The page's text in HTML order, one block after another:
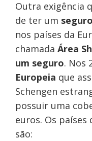
Outra exigência
de ter um
nos países da
chamada Área
um seguro. Nos
Europeia que
Schengen
possuir uma
euros. Os países
são: